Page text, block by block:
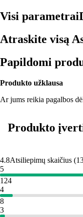
Visi parametrai
Atraskite visą
Papildomi
Produkto užklausa
Ar jums reikia pagalbos
Produkto
4.8Atsiliepimų skaičius (
5
124
4
8
3